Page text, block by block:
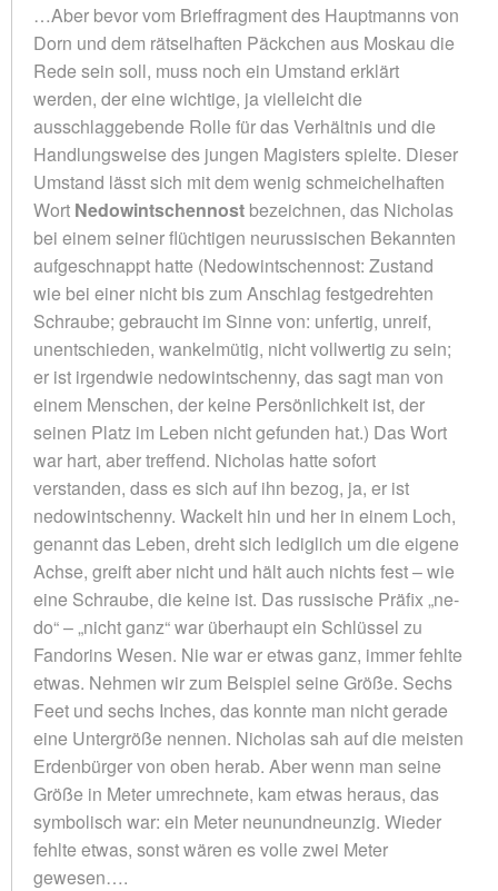
…Aber bevor vom Brieffragment des Hauptmanns von
Dorn und dem rätselhaften Päckchen aus Moskau die
Rede sein soll, muss noch ein Umstand erklärt
werden, der eine wichtige, ja vielleicht die
ausschlaggebende Rolle für das Verhältnis und die
Handlungsweise des jungen Magisters spielte. Dieser
Umstand lässt sich mit dem wenig schmeichelhaften
Wort Nedowintschennost bezeichnen, das Nicholas
bei einem seiner flüchtigen neurussischen Bekannten
aufgeschnappt hatte (Nedowintschennost: Zustand
wie bei einer nicht bis zum Anschlag festgedrehten
Schraube; gebraucht im Sinne von: unfertig, unreif,
unentschieden, wankelmütig, nicht vollwertig zu sein;
er ist irgendwie nedowintschenny, das sagt man von
einem Menschen, der keine Persönlichkeit ist, der
seinen Platz im Leben nicht gefunden hat.) Das Wort
war hart, aber treffend. Nicholas hatte sofort
verstanden, dass es sich auf ihn bezog, ja, er ist
nedowintschenny. Wackelt hin und her in einem Loch,
genannt das Leben, dreht sich lediglich um die eigene
Achse, greift aber nicht und hält auch nichts fest – wie
eine Schraube, die keine ist. Das russische Präfix „ne-
do“ – „nicht ganz“ war überhaupt ein Schlüssel zu
Fandorins Wesen. Nie war er etwas ganz, immer fehlte
etwas. Nehmen wir zum Beispiel seine Größe. Sechs
Feet und sechs Inches, das konnte man nicht gerade
eine Untergröße nennen. Nicholas sah auf die meisten
Erdenbürger von oben herab. Aber wenn man seine
Größe in Meter umrechnete, kam etwas heraus, das
symbolisch war: ein Meter neunundneunzig. Wieder
fehlte etwas, sonst wären es volle zwei Meter
gewesen….